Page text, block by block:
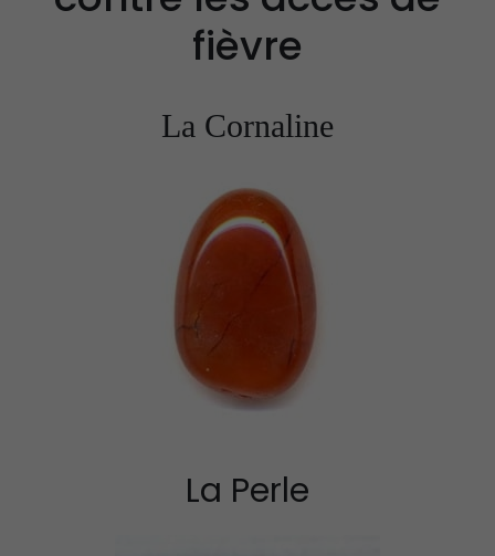
fièvre
La Cornaline
La Perle
Propriétés et vertus
Propriétés et Vertus
Propriétés et